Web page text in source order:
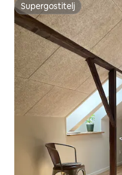
Supergostitelj
Supergostitelj